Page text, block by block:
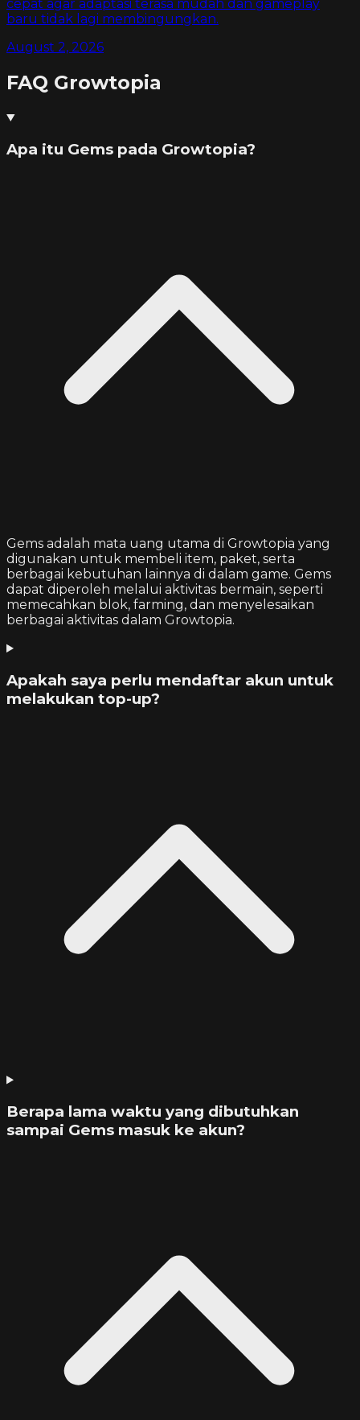
cepat agar adaptasi terasa mudah dan gameplay
baru tidak lagi membingungkan.
August 2, 2026
FAQ Growtopia
Apa itu Gems pada Growtopia?
Gems adalah mata uang utama di Growtopia yang
digunakan untuk membeli item, paket, serta
berbagai kebutuhan lainnya di dalam game. Gems
dapat diperoleh melalui aktivitas bermain, seperti
memecahkan blok, farming, dan menyelesaikan
berbagai aktivitas dalam Growtopia.
Apakah saya perlu mendaftar akun untuk
melakukan top-up?
Berapa lama waktu yang dibutuhkan
sampai Gems masuk ke akun?